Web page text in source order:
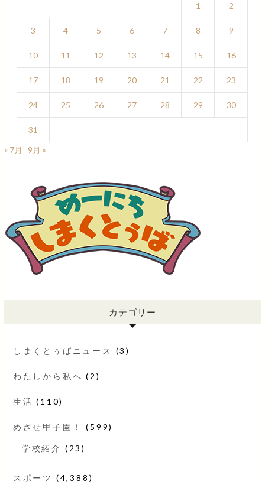
1 2
3 4 5 6 7 8 9
10 11 12 13 14 15 16
17 18 19 20 21 22 23
24 25 26 27 28 29 30
31
« 7月
9月 »
カテゴリー
しまくとぅばニュース (3)
わたしから私へ (2)
生活 (110)
めざせ甲子園！ (599)
学校紹介 (23)
スポーツ (4,388)